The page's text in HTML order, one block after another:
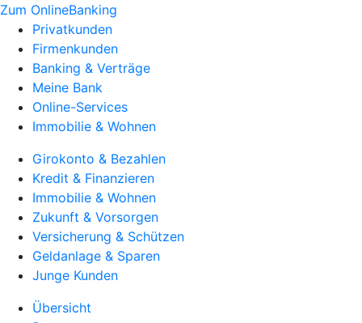
Zum OnlineBanking
Privatkunden
Firmenkunden
Banking & Verträge
Meine Bank
Online-Services
Immobilie & Wohnen
Girokonto & Bezahlen
Kredit & Finanzieren
Immobilie & Wohnen
Zukunft & Vorsorgen
Versicherung & Schützen
Geldanlage & Sparen
Junge Kunden
Übersicht